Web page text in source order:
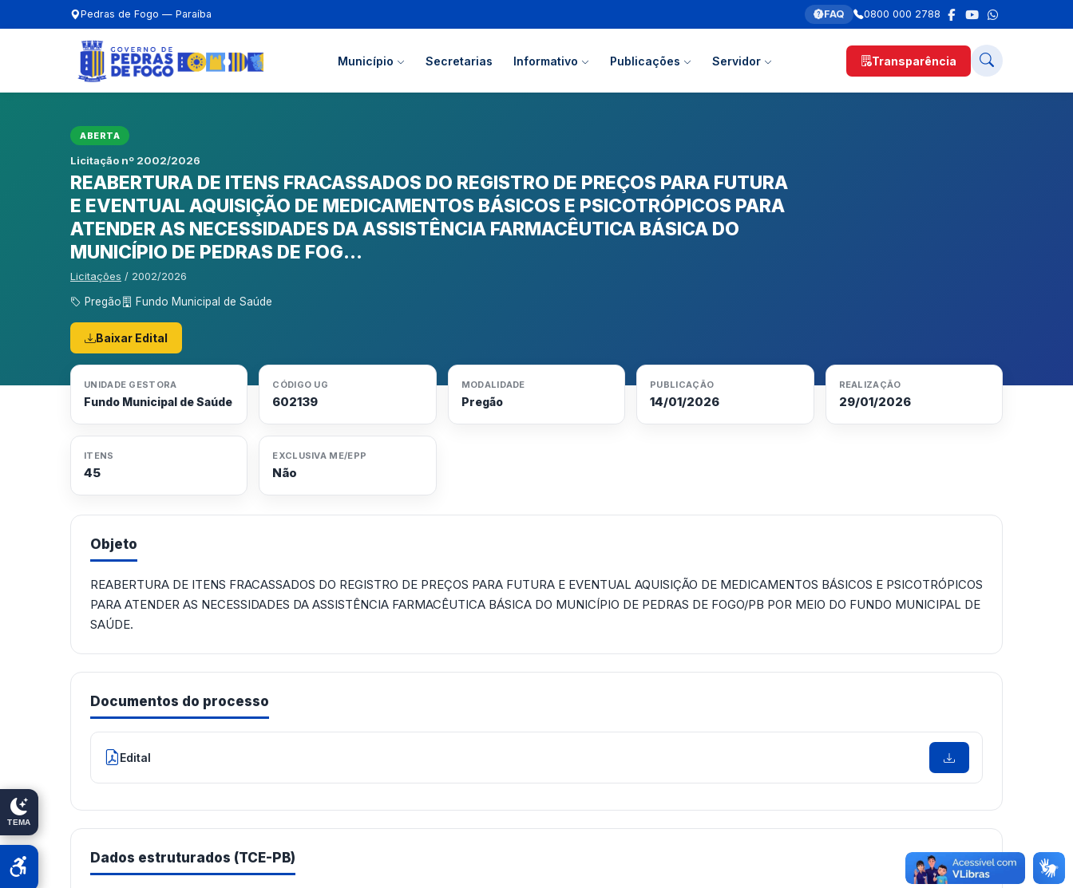
TEMA
Pedras de Fogo — Paraíba FAQ 0800 000 2788
Município Secretarias Informativo Publicações Servidor Transparência
ABERTA
Licitação nº 2002/2026
REABERTURA DE ITENS FRACASSADOS DO REGISTRO DE PREÇOS PARA FUTURA
E EVENTUAL AQUISIÇÃO DE MEDICAMENTOS BÁSICOS E PSICOTRÓPICOS PARA
ATENDER AS NECESSIDADES DA ASSISTÊNCIA FARMACÊUTICA BÁSICA DO
MUNICÍPIO DE PEDRAS DE FOG...
Licitações / 2002/2026
Pregão
Fundo Municipal de Saúde
Baixar Edital
UNIDADE GESTORA
Fundo Municipal de Saúde
CÓDIGO UG
602139
MODALIDADE
Pregão
PUBLICAÇÃO
14/01/2026
REALIZAÇÃO
29/01/2026
ITENS
45
EXCLUSIVA ME/EPP
Não
Objeto
REABERTURA DE ITENS FRACASSADOS DO REGISTRO DE PREÇOS PARA FUTURA E EVENTUAL AQUISIÇÃO DE MEDICAMENTOS BÁSICOS E PSICOTRÓPICOS
PARA ATENDER AS NECESSIDADES DA ASSISTÊNCIA FARMACÊUTICA BÁSICA DO MUNICÍPIO DE PEDRAS DE FOGO/PB POR MEIO DO FUNDO MUNICIPAL DE
SAÚDE.
Documentos do processo
Edital
Dados estruturados (TCE-PB)